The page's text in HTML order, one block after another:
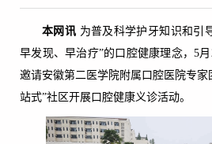
本网讯 为普及科学护牙知识和引
早发现、早治疗”的口腔健康理念，5
邀请安徽第二医学院附属口腔医院专家
站式”社区开展口腔健康义诊活动。